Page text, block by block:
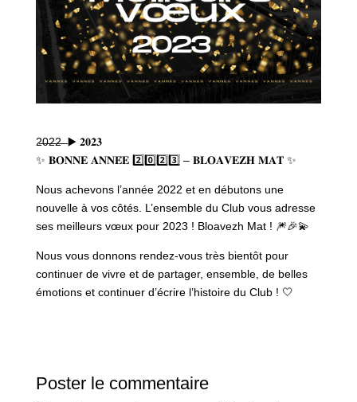
2̶0̶2̶2̶ ̶ ▶️ 𝟐𝟎𝟐𝟑
✨ 𝐁𝐎𝐍𝐍𝐄 𝐀𝐍𝐍𝐄́𝐄 2️⃣0️⃣2️⃣3️⃣ – 𝐁𝐋𝐎𝐀𝐕𝐄𝐙𝐇 𝐌𝐀𝐓 ✨
Nous achevons l’année 2022 et en débutons une
nouvelle à vos côtés. L’ensemble du Club vous adresse
ses meilleurs vœux pour 2023 ! Bloavezh Mat ! 🎆🎉💫
Nous vous donnons rendez-vous très bientôt pour
continuer de vivre et de partager, ensemble, de belles
émotions et continuer d’écrire l’histoire du Club ! 🤍
Poster le commentaire